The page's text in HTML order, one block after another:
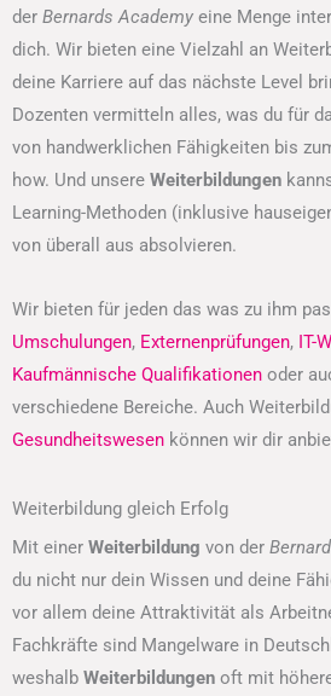
der Bernards Academy eine Menge
dich. Wir bieten eine Vielzahl an
deine Karriere auf das nächste Level
Dozenten vermitteln alles, was du für
von handwerklichen Fähigkeiten bis
how. Und unsere Weiterbildungen
Learning-Methoden (inklusive
von überall aus absolvieren.
Wir bieten für jeden das was zu ihm
Umschulungen, Externenprüfungen, IT-
Kaufmännische Qualifikationen oder
verschiedene Bereiche. Auch
Gesundheitswesen können wir dir
Weiterbildung gleich Erfolg
Mit einer Weiterbildung von der
du nicht nur dein Wissen und deine
vor allem deine Attraktivität als
Fachkräfte sind Mangelware in
weshalb Weiterbildungen oft mit